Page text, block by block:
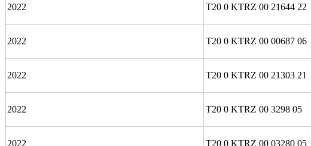
2022 T20 0 KTRZ 00 21644 22
2022 T20 0 KTRZ 00 00687 06
2022 T20 0 KTRZ 00 21303 21
2022 T20 0 KTRZ 00 3298 05
2022 T20 0 KTRZ 00 03280 05